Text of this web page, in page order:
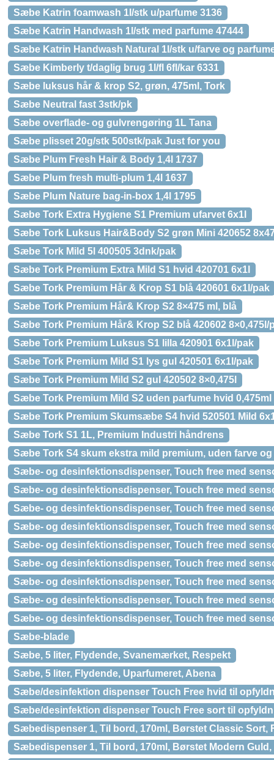
Sæbe Katrin foamwash 1l/stk u/parfume 3136
Sæbe Katrin Handwash 1l/stk med parfume 47444
Sæbe Katrin Handwash Natural 1l/stk u/farve og
Sæbe Kimberly t/daglig brug 1l/fl 6fl/kar 6331
Sæbe luksus hår & krop S2, grøn, 475ml, Tork
Sæbe Neutral fast 3stk/pk
Sæbe overflade- og gulvrengøring 1L Tana
Sæbe plisset 20g/stk 500stk/pak Just for you
Sæbe Plum Fresh Hair & Body 1,4l 1737
Sæbe Plum fresh multi-plum 1,4l 1637
Sæbe Plum Nature bag-in-box 1,4l 1795
Sæbe Tork Extra Hygiene S1 Premium ufarvet 6x1l
Sæbe Tork Luksus Hair&Body S2 grøn Mini 420652
Sæbe Tork Mild 5l 400505 3dnk/pak
Sæbe Tork Premium Extra Mild S1 hvid 420701 6x1l
Sæbe Tork Premium Hår & Krop S1 blå 420601 6x1l/pak
Sæbe Tork Premium Hår& Krop S2 8×475 ml, blå
Sæbe Tork Premium Hår& Krop S2 blå 420602 8×0,475l/
Sæbe Tork Premium Luksus S1 lilla 420901 6x1l/pak
Sæbe Tork Premium Mild S1 lys gul 420501 6x1l/pak
Sæbe Tork Premium Mild S2 gul 420502 8×0,475l
Sæbe Tork Premium Mild S2 uden parfume hvid 0,475ml
Sæbe Tork Premium Skumsæbe S4 hvid 520501 Mild
Sæbe Tork S1 1L, Premium Industri håndrens
Sæbe Tork S4 skum ekstra mild premium, uden farve
Sæbe- og desinfektionsdispenser, Touch free med
Sæbe- og desinfektionsdispenser, Touch free med
Sæbe- og desinfektionsdispenser, Touch free med
Sæbe- og desinfektionsdispenser, Touch free med
Sæbe- og desinfektionsdispenser, Touch free med
Sæbe- og desinfektionsdispenser, Touch free med
Sæbe- og desinfektionsdispenser, Touch free med
Sæbe- og desinfektionsdispenser, Touch free med
Sæbe- og desinfektionsdispenser, Touch free med
Sæbe-blade
Sæbe, 5 liter, Flydende, Svanemærket, Respekt
Sæbe, 5 liter, Flydende, Uparfumeret, Abena
Sæbe/desinfektion dispenser Touch Free hvid til
Sæbe/desinfektion dispenser Touch Free sort til
Sæbedispenser 1, Til bord, 170ml, Børstet Classic Sort,
Sæbedispenser 1, Til bord, 170ml, Børstet Modern Guld,